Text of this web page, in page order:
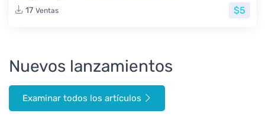
17 Ventas $5
Nuevos lanzamientos
Examinar todos los artículos